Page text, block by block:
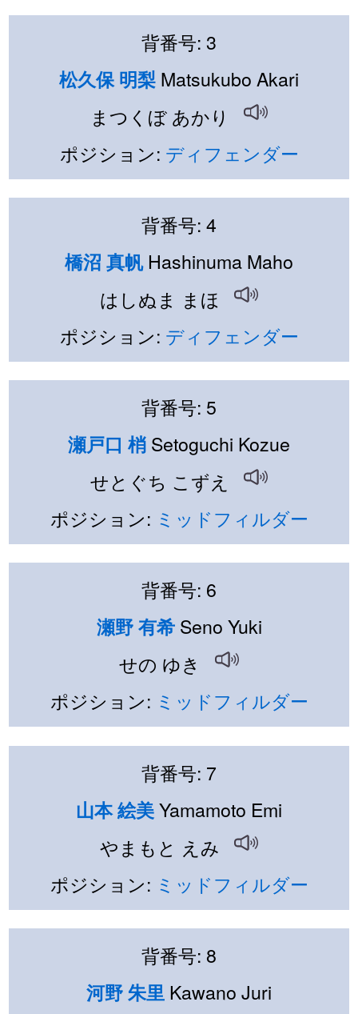
背番号: 3
松久保 明梨 Matsukubo Akari
まつくぼ あかり
ポジション: ディフェンダー
背番号: 4
橋沼 真帆Hashinuma Maho
はしぬま まほ
ポジション: ディフェンダー
背番号: 5
瀬戸口 梢 Setoguchi Kozue
せとぐち こずえ
ポジション: ミッドフィルダー
背番号: 6
瀬野 有希Seno Yuki
せの ゆき
ポジション: ミッドフィルダー
背番号: 7
山本 絵美Yamamoto Emi
やまもと えみ
ポジション: ミッドフィルダー
背番号: 8
河野 朱里 Kawano Juri